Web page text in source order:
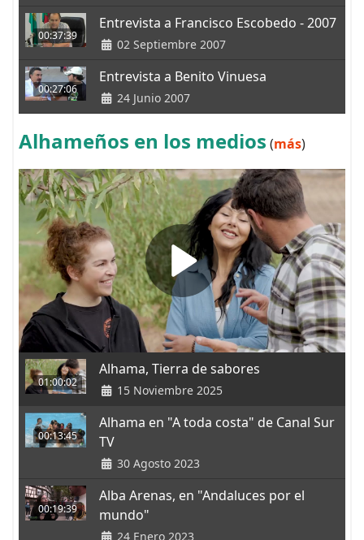
00:37:39
Entrevista a Francisco Escobedo - 2007
02 Septiembre 2007
00:27:06
Entrevista a Benito Vinuesa
24 Junio 2007
Alhameños en los medios (más)
01:00:02
Alhama, Tierra de sabores
15 Noviembre 2025
00:13:45
Alhama en "A toda costa" de Canal Sur
TV
30 Agosto 2023
00:19:39
Alba Arenas, en "Andaluces por el
mundo"
24 Enero 2023